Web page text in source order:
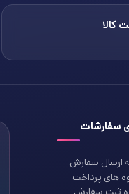
کالا
سفارشات
ارسال سفارش
های پرداخت